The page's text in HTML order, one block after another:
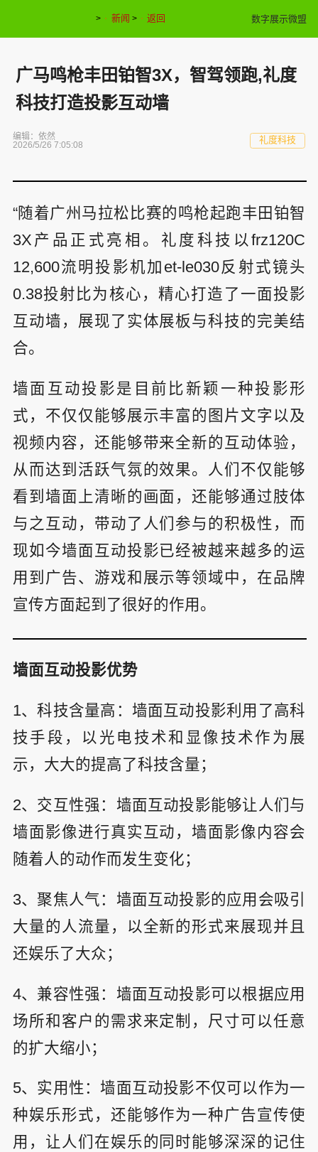
> 新闻 > 返回 数字展示微盟
广马鸣枪丰田铂智3X，智驾领跑,礼度
科技打造投影互动墙
编辑：依然
2026/5/26 7:05:08
礼度科技
“随着广州马拉松比赛的鸣枪起跑丰田铂智
3X产品正式亮相。礼度科技以frz120C
12,600流明投影机加et-le030反射式镜头
0.38投射比为核心，精心打造了一面投影
互动墙，展现了实体展板与科技的完美结
合。
墙面互动投影是目前比新颖一种投影形
式，不仅仅能够展示丰富的图片文字以及
视频内容，还能够带来全新的互动体验，
从而达到活跃气氛的效果。人们不仅能够
看到墙面上清晰的画面，还能够通过肢体
与之互动，带动了人们参与的积极性，而
现如今墙面互动投影已经被越来越多的运
用到广告、游戏和展示等领域中，在品牌
宣传方面起到了很好的作用。
墙面互动投影优势
1、科技含量高：墙面互动投影利用了高科
技手段，以光电技术和显像技术作为展
示，大大的提高了科技含量；
2、交互性强：墙面互动投影能够让人们与
墙面影像进行真实互动，墙面影像内容会
随着人的动作而发生变化；
3、聚焦人气：墙面互动投影的应用会吸引
大量的人流量，以全新的形式来展现并且
还娱乐了大众；
4、兼容性强：墙面互动投影可以根据应用
场所和客户的需求来定制，尺寸可以任意
的扩大缩小；
5、实用性：墙面互动投影不仅可以作为一
种娱乐形式，还能够作为一种广告宣传使
用，让人们在娱乐的同时能够深深的记住